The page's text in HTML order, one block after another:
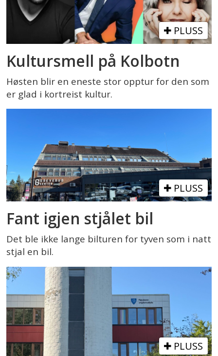
PLUSS
Kultursmell på Kolbotn
Høsten blir en eneste stor opptur for den som
er glad i kortreist kultur.
PLUSS
Fant igjen stjålet bil
Det ble ikke lange bilturen for tyven som i natt
stjal en bil.
PLUSS